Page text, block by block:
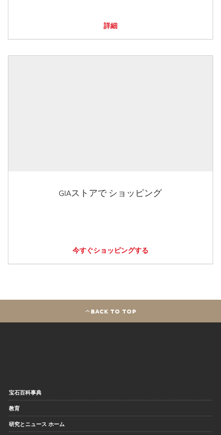
詳細
GIAストアで ショッピング
今すぐショッピングする
BACK TO TOP
宝石百科事典
教育
研究とニュース ホーム